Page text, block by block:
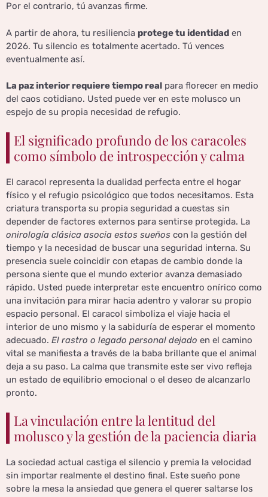
Por el contrario, tú avanzas firme.
A partir de ahora, tu resiliencia protege tu identidad en
2026. Tu silencio es totalmente acertado. Tú vences
eventualmente así.
La paz interior requiere tiempo real para florecer en medio
del caos cotidiano. Usted puede ver en este molusco un
espejo de su propia necesidad de refugio.
El significado profundo de los caracoles
como símbolo de introspección y calma
El caracol representa la dualidad perfecta entre el hogar
físico y el refugio psicológico que todos necesitamos. Esta
criatura transporta su propia seguridad a cuestas sin
depender de factores externos para sentirse protegida. La
onirología clásica asocia estos sueños con la gestión del
tiempo y la necesidad de buscar una seguridad interna. Su
presencia suele coincidir con etapas de cambio donde la
persona siente que el mundo exterior avanza demasiado
rápido. Usted puede interpretar este encuentro onírico como
una invitación para mirar hacia adentro y valorar su propio
espacio personal. El caracol simboliza el viaje hacia el
interior de uno mismo y la sabiduría de esperar el momento
adecuado. El rastro o legado personal dejado en el camino
vital se manifiesta a través de la baba brillante que el animal
deja a su paso. La calma que transmite este ser vivo refleja
un estado de equilibrio emocional o el deseo de alcanzarlo
pronto.
La vinculación entre la lentitud del
molusco y la gestión de la paciencia diaria
La sociedad actual castiga el silencio y premia la velocidad
sin importar realmente el destino final. Este sueño pone
sobre la mesa la ansiedad que genera el querer saltarse los